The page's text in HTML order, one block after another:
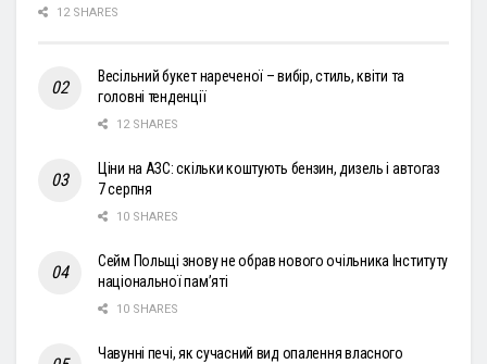
12 SHARES
Весільний букет нареченої – вибір, стиль, квіти та
головні тенденції
12 SHARES
Ціни на АЗС: скільки коштують бензин, дизель і автогаз
7 серпня
10 SHARES
Сейм Польщі знову не обрав нового очільника Інституту
національної пам’яті
10 SHARES
Чавунні печі, як сучасний вид опалення власного